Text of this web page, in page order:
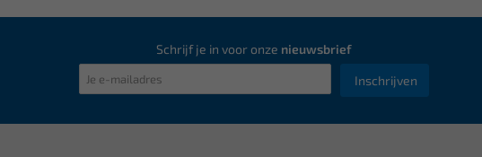
Schrijf je in voor onze nieuwsbrief
Inschrijven